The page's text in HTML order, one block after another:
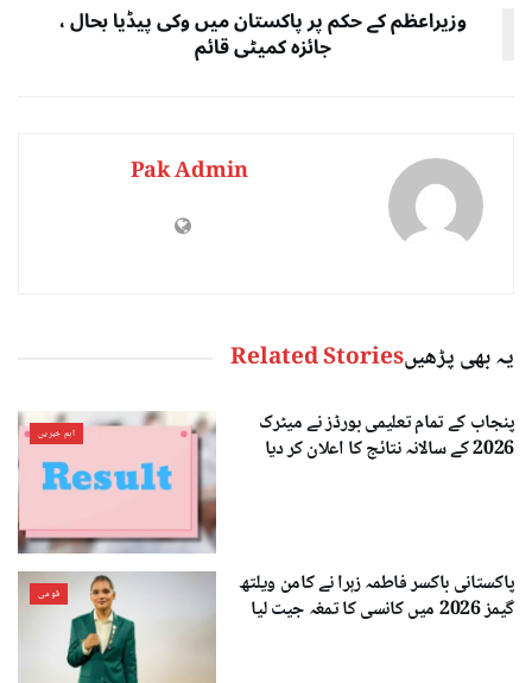
وزیراعظم کے حکم پر پاکستان میں وکی پیڈیا بحال ،
جائزہ کمیٹی قائم
Pak Admin
یہ بھی پڑھیںRelated Stories
اہم خبریں
پنجاب کے تمام تعلیمی بورڈز نے میٹرک
2026 کے سالانہ نتائج کا اعلان کر دیا
قومی
پاکستانی باکسر فاطمہ زہرا نے کامن ویلتھ
گیمز 2026 میں کانسی کا تمغہ جیت لیا